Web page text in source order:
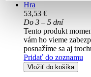
Hra
53,53 €
Do 3 – 5 dní
Tento produkt
vám ho vieme
posnažíme sa aj
Pridať do zoznamu
Vložiť do košíka